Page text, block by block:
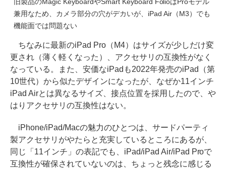
兼用なため、カメラ部分の穴がデカいが、iPad Air（M3）でも
機能面では問題ない
ちなみに最新のiPad Pro（M4）はサイズが少しだけ変
更され（薄く軽くなった）、アクセサリの互換性がなく
なっている。また、安価なiPadも2022年発売のiPad（第
10世代）から似たデザインになったが、なぜか11インチ
iPad Airとは異なるサイズ、接点位置を採用したので、や
はりアクセサリの互換性はない。
iPhone/iPad/Macの魅力のひとつは、サードパーティ
製アクセサリがやたらと充実しているところにあるが、
同じ「11インチ」の表記でも、iPad/iPad Air/iPad Proで
互換性が確保されていないのは、ちょっと残念に感じる